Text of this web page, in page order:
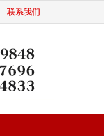
联系我们